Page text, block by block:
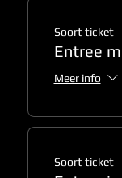
Soort ticket
Entree
Meer info
Soort ticket